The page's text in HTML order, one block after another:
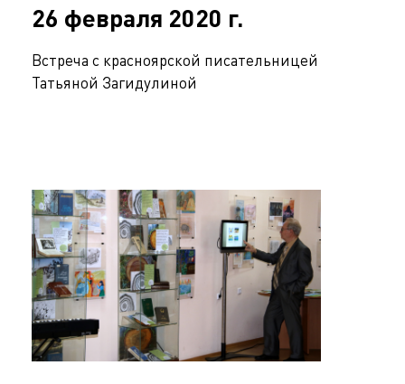
26 февраля 2020 г.
Встреча с красноярской писательницей
Татьяной Загидулиной